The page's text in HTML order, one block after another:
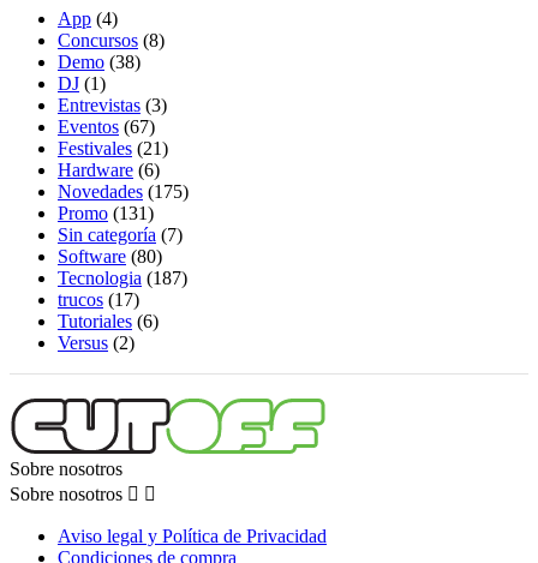
App (4)
Concursos (8)
Demo (38)
DJ (1)
Entrevistas (3)
Eventos (67)
Festivales (21)
Hardware (6)
Novedades (175)
Promo (131)
Sin categoría (7)
Software (80)
Tecnologia (187)
trucos (17)
Tutoriales (6)
Versus (2)
Sobre nosotros
Sobre nosotros  
Aviso legal y Política de Privacidad
Condiciones de compra